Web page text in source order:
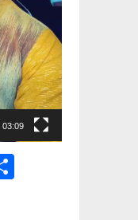
03:09